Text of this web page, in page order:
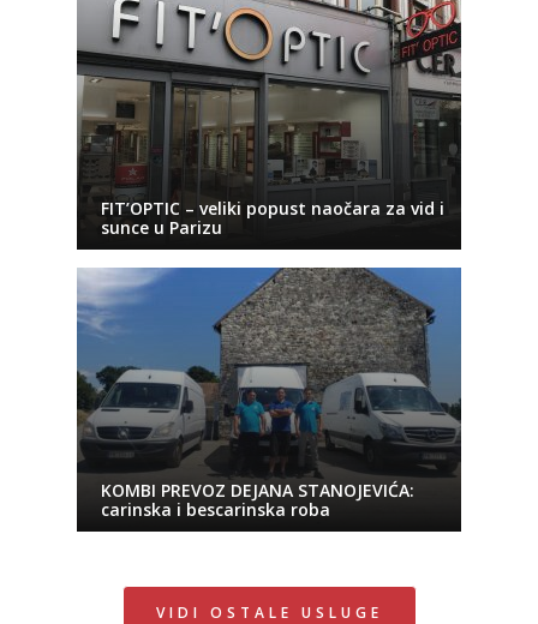
FIT’OPTIC – veliki popust naočara za vid i
sunce u Parizu
KOMBI PREVOZ DEJANA STANOJEVIĆA:
carinska i bescarinska roba
VIDI OSTALE USLUGE